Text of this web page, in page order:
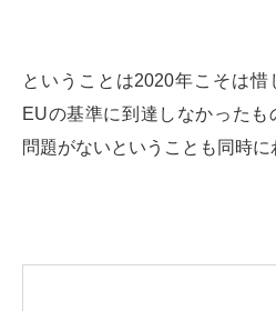
ということは2020年こそは
EUの基準に到達しなかったも
問題がないということも同時に